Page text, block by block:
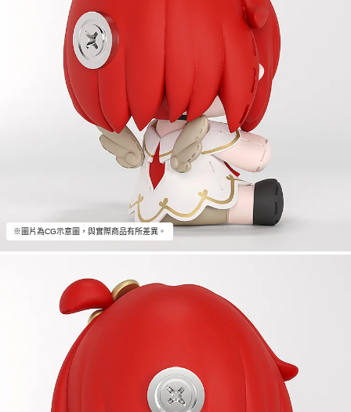
※圖片為CG示意圖，與實際商品有所差異。